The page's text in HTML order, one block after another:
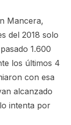
Mancera,
del 2018 solo
1.600
los últimos 4
con esa
alcanzado
intenta por